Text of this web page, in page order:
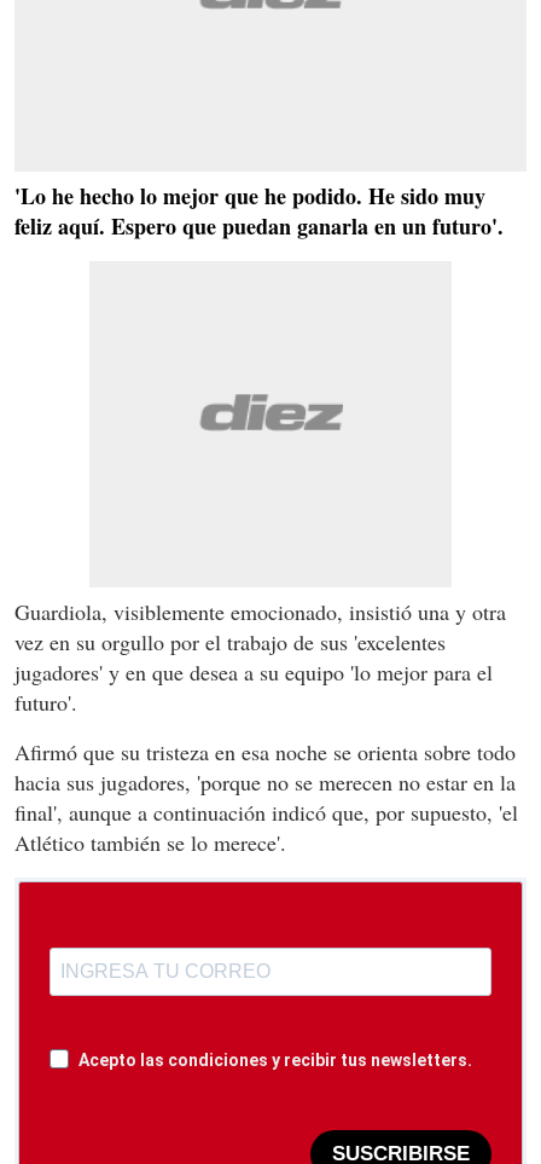
'Lo he hecho lo mejor que he podido. He sido muy
feliz aquí. Espero que puedan ganarla en un futuro'.
Guardiola, visiblemente emocionado, insistió una y otra
vez en su orgullo por el trabajo de sus 'excelentes
jugadores' y en que desea a su equipo 'lo mejor para el
futuro'.
Afirmó que su tristeza en esa noche se orienta sobre todo
hacia sus jugadores, 'porque no se merecen no estar en la
final', aunque a continuación indicó que, por supuesto, 'el
Atlético también se lo merece'.
Acepto las condiciones y recibir tus newsletters.
SUSCRIBIRSE